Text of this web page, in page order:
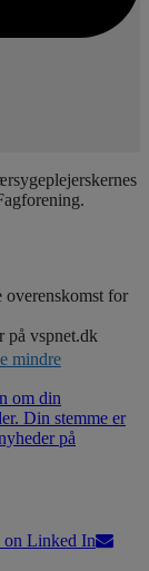
overenskomst for
på vspnet.dk
mindre
on Linked In